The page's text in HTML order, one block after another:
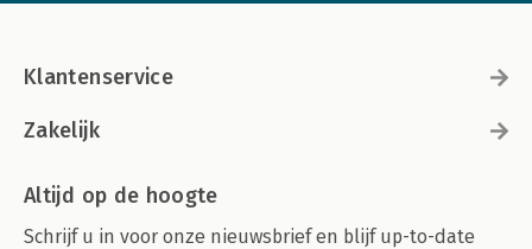
Klantenservice
Zakelijk
Altijd op de hoogte
Schrijf u in voor onze nieuwsbrief en blijf up-to-date